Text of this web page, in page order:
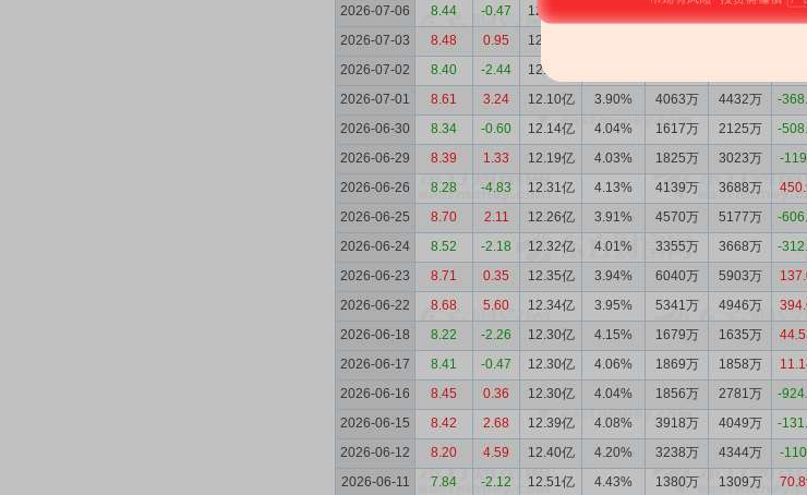
2026-07-06
8.44 -0.47 12.25亿 -
2026-07-03
8.48 0.95 12.27亿
2026-07-02
8.40 -2.44 12.24亿
2026-07-01
8.61 3.24 12.10亿 3.90% 4063万 4432万 -
2026-06-30
8.34 -0.60 12.14亿 4.04% 1617万 2125万 -
2026-06-29
8.39 1.33 12.19亿 4.03% 1825万 3023万 -
2026-06-26
8.28 -4.83 12.31亿 4.13% 4139万 3688万
2026-06-25
8.70 2.11 12.26亿 3.91% 4570万 5177万 -
2026-06-24
8.52 -2.18 12.32亿 4.01% 3355万 3668万 -
2026-06-23
8.71 0.35 12.35亿 3.94% 6040万 5903万
2026-06-22
8.68 5.60 12.34亿 3.95% 5341万 4946万
2026-06-18
8.22 -2.26 12.30亿 4.15% 1679万 1635万
2026-06-17
8.41 -0.47 12.30亿 4.06% 1869万 1858万
2026-06-16
8.45 0.36 12.30亿 4.04% 1856万 2781万 -
2026-06-15
8.42 2.68 12.39亿 4.08% 3918万 4049万 -
2026-06-12
8.20 4.59 12.40亿 4.20% 3238万 4344万 -
2026-06-11
7.84 -2.12 12.51亿 4.43% 1380万 1309万